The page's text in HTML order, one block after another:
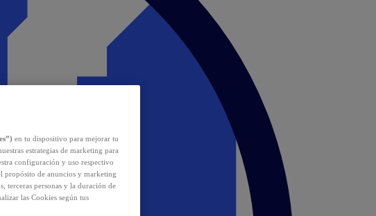
en tu dispositivo para mejorar tu
estrategias de marketing para
configuración y uso respectivo
propósito de anuncios y marketing
terceras personas y la duración de
las Cookies según tus